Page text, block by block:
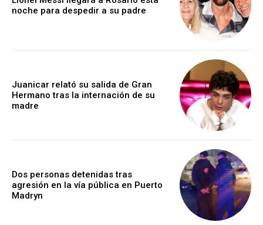
noche para despedir a su padre
Juanicar relató su salida de Gran
Hermano tras la internación de su
madre
Dos personas detenidas tras
agresión en la vía pública en Puerto
Madryn